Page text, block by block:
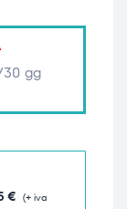
30 gg
€ (+ iva